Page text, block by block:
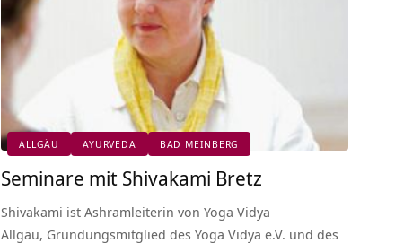
ALLGÄU AYURVEDA BAD MEINBERG
Seminare mit Shivakami Bretz
Shivakami ist Ashramleiterin von Yoga Vidya
Allgäu, Gründungsmitglied des Yoga Vidya e.V. und des